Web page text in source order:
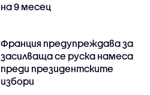
на 9 месец
Франция предупреждава за
засилваща се руска намеса
преди президентските
избори